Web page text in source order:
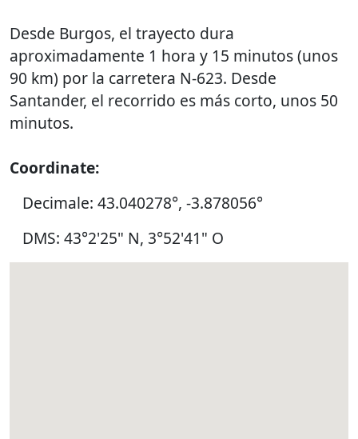
Desde Burgos, el trayecto dura
aproximadamente 1 hora y 15 minutos (unos
90 km) por la carretera N-623. Desde
Santander, el recorrido es más corto, unos 50
minutos.
Coordinate:
Decimale: 43.040278°, -3.878056°
DMS: 43°2'25" N, 3°52'41" O